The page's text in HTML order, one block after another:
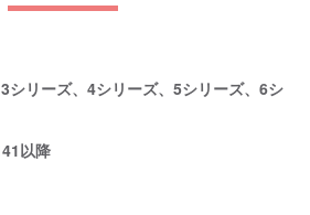
リーズ、4シリーズ、5シリーズ、6シ
以降